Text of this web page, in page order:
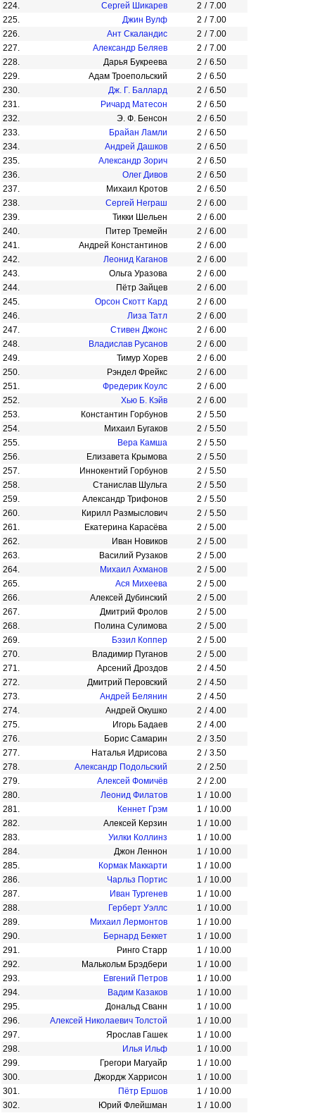
224.
Сергей Шикарев 2 / 7.00
225.
Джин Вулф 2 / 7.00
226.
Ант Скаландис 2 / 7.00
227.
Александр Беляев 2 / 7.00
228.
Дарья Букреева 2 / 6.50
229.
Адам Троепольский 2 / 6.50
230.
Дж. Г. Баллард 2 / 6.50
231.
Ричард Матесон 2 / 6.50
232.
Э. Ф. Бенсон 2 / 6.50
233.
Брайан Ламли 2 / 6.50
234.
Андрей Дашков 2 / 6.50
235.
Александр Зорич 2 / 6.50
236.
Олег Дивов 2 / 6.50
237.
Михаил Кротов 2 / 6.50
238.
Сергей Неграш 2 / 6.00
239.
Тикки Шельен 2 / 6.00
240.
Питер Тремейн 2 / 6.00
241.
Андрей Константинов 2 / 6.00
242.
Леонид Каганов 2 / 6.00
243.
Ольга Уразова 2 / 6.00
244.
Пётр Зайцев 2 / 6.00
245.
Орсон Скотт Кард 2 / 6.00
246.
Лиза Татл 2 / 6.00
247.
Стивен Джонс 2 / 6.00
248.
Владислав Русанов 2 / 6.00
249.
Тимур Хорев 2 / 6.00
250.
Рэндел Фрейкс 2 / 6.00
251.
Фредерик Коулс 2 / 6.00
252.
Хью Б. Кэйв 2 / 6.00
253.
Константин Горбунов 2 / 5.50
254.
Михаил Бугаков 2 / 5.50
255.
Вера Камша 2 / 5.50
256.
Елизавета Крымова 2 / 5.50
257.
Иннокентий Горбунов 2 / 5.50
258.
Станислав Шульга 2 / 5.50
259.
Александр Трифонов 2 / 5.50
260.
Кирилл Размыслович 2 / 5.50
261.
Екатерина Карасёва 2 / 5.00
262.
Иван Новиков 2 / 5.00
263.
Василий Рузаков 2 / 5.00
264.
Михаил Ахманов 2 / 5.00
265.
Ася Михеева 2 / 5.00
266.
Алексей Дубинский 2 / 5.00
267.
Дмитрий Фролов 2 / 5.00
268.
Полина Сулимова 2 / 5.00
269.
Бэзил Коппер 2 / 5.00
270.
Владимир Пуганов 2 / 5.00
271.
Арсений Дроздов 2 / 4.50
272.
Дмитрий Перовский 2 / 4.50
273.
Андрей Белянин 2 / 4.50
274.
Андрей Окушко 2 / 4.00
275.
Игорь Бадаев 2 / 4.00
276.
Борис Самарин 2 / 3.50
277.
Наталья Идрисова 2 / 3.50
278.
Александр Подольский 2 / 2.50
279.
Алексей Фомичёв 2 / 2.00
280.
Леонид Филатов 1 / 10.00
281.
Кеннет Грэм 1 / 10.00
282.
Алексей Керзин 1 / 10.00
283.
Уилки Коллинз 1 / 10.00
284.
Джон Леннон 1 / 10.00
285.
Кормак Маккарти 1 / 10.00
286.
Чарльз Портис 1 / 10.00
287.
Иван Тургенев 1 / 10.00
288.
Герберт Уэллс 1 / 10.00
289.
Михаил Лермонтов 1 / 10.00
290.
Бернард Беккет 1 / 10.00
291.
Ринго Старр 1 / 10.00
292.
Малькольм Брэдбери 1 / 10.00
293.
Евгений Петров 1 / 10.00
294.
Вадим Казаков 1 / 10.00
295.
Дональд Сванн 1 / 10.00
296.
Алексей Николаевич Толстой 1 / 10.00
297.
Ярослав Гашек 1 / 10.00
298.
Илья Ильф 1 / 10.00
299.
Грегори Магуайр 1 / 10.00
300.
Джордж Харрисон 1 / 10.00
301.
Пётр Ершов 1 / 10.00
302.
Юрий Флейшман 1 / 10.00